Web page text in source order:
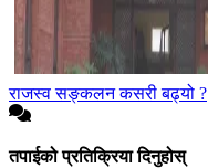
राजस्व सङ्कलन कसरी बढ्यो ?
तपाईको प्रतिक्रिया दिनुहोस्